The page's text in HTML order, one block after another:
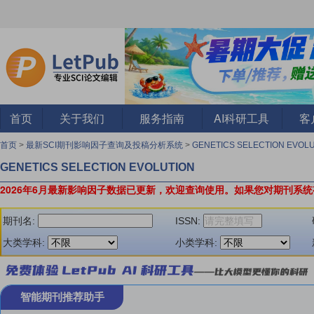
首页 关于我们 服务指南 AI科研工具 客
首页 > 最新SCI期刊影响因子查询及投稿分析系统 > GENETICS SELECTION
GENETICS SELECTION EVOLUTION
2026年6月最新影响因子数据已更新，欢迎查询使用。 如果您对期刊系
期刊名: ISSN:
大类学科:
小类学科:
智能期刊推荐助手